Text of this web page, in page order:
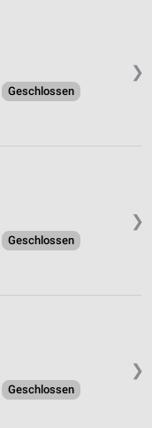
❯
Geschlossen
❯
Geschlossen
❯
Geschlossen